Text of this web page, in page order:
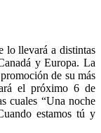
lo llevará a distintas
y Europa. La
de su más
el próximo 6 de
cuales “Una noche
estamos tú y